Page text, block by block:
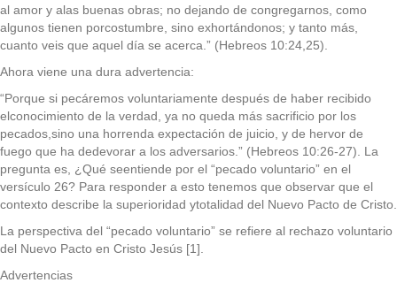
al amor y alas buenas obras; no dejando de congregarnos, como
algunos tienen porcostumbre, sino exhortándonos; y tanto más,
cuanto veis que aquel día se acerca.” (Hebreos 10:24,25).
Ahora viene una dura advertencia:
“Porque si pecáremos voluntariamente después de haber recibido
elconocimiento de la verdad, ya no queda más sacrificio por los
pecados,sino una horrenda expectación de juicio, y de hervor de
fuego que ha dedevorar a los adversarios.” (Hebreos 10:26-27). La
pregunta es, ¿Qué seentiende por el “pecado voluntario” en el
versículo 26? Para responder a esto tenemos que observar que el
contexto describe la superioridad ytotalidad del Nuevo Pacto de Cristo.
La perspectiva del “pecado voluntario” se refiere al rechazo voluntario
del Nuevo Pacto en Cristo Jesús [1].
Advertencias